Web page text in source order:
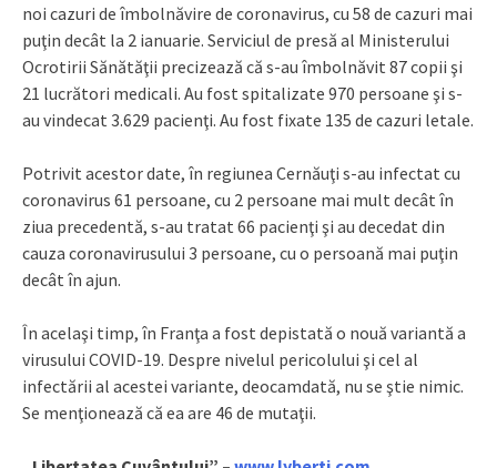
noi cazuri de îmbolnăvire de coronavirus, cu 58 de cazuri mai
puţin decât la 2 ianuarie. Serviciul de presă al Ministerului
Ocrotirii Sănătăţii precizează că s-au îmbolnăvit 87 copii şi
21 lucrători medicali. Au fost spitalizate 970 persoane şi s-
au vindecat 3.629 pacienţi. Au fost fixate 135 de cazuri letale.
Potrivit acestor date, în regiunea Cernăuţi s-au infectat cu
coronavirus 61 persoane, cu 2 persoane mai mult decât în
ziua precedentă, s-au tratat 66 pacienţi şi au decedat din
cauza coronavirusului 3 persoane, cu o persoană mai puţin
decât în ajun.
În acelaşi timp, în Franţa a fost depistată o nouă variantă a
virusului COVID-19. Despre nivelul pericolului şi cel al
infectării al acestei variante, deocamdată, nu se ştie nimic.
Se menţionează că ea are 46 de mutaţii.